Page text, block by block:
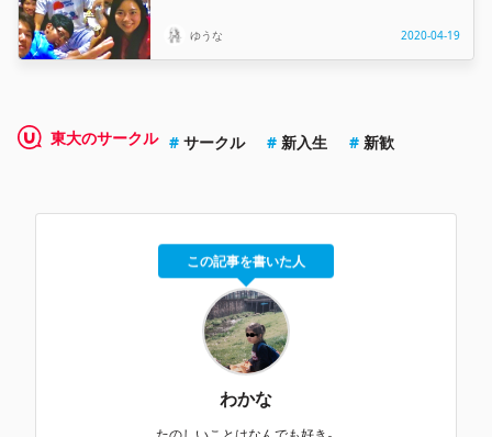
ゆうな 2020-04-19
東大のサークル サークル 新入生 新歓
この記事を書いた人
わかな